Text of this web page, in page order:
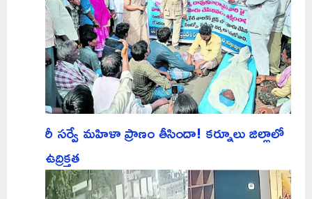
రీ సర్వే మహిళా ప్రాణం తీసిందా! కర్నూలు జిల్లాలో
ఉద్రిక్తత